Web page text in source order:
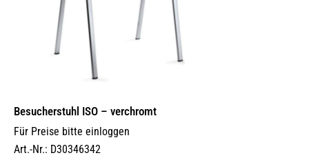
Besucherstuhl ISO – verchromt
Für Preise bitte einloggen
Art.-Nr.: D30346342